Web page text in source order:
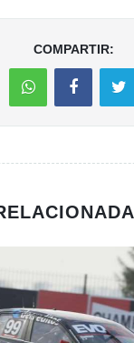
COMPARTIR: